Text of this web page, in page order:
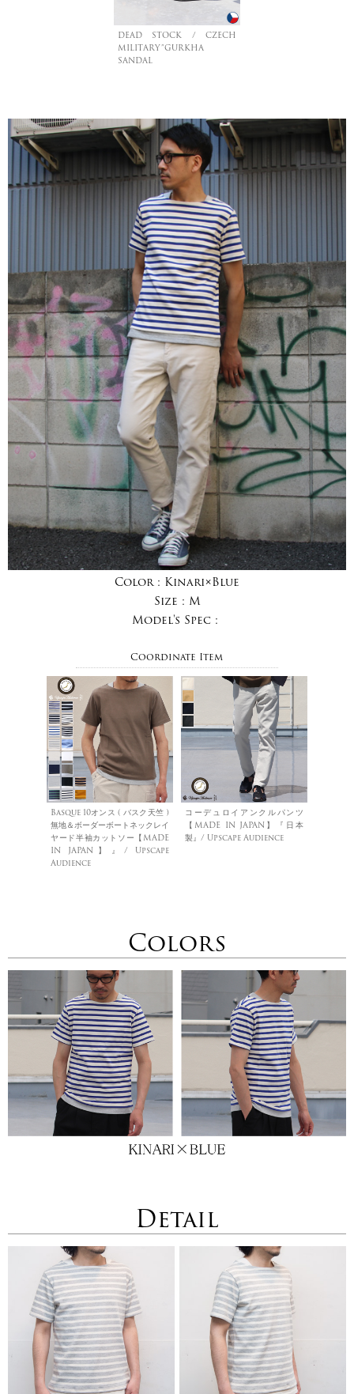
DEAD STOCK / CZECH
MILITARY”GURKHA
SANDAL
Color : Kinari×Blue
Size : M
Model's Spec :
Coordinate Item
Basque 10オンス ( バスク天竺 )
無地＆ボーダーボートネックレイ
ヤード半袖カットソー【MADE
IN JAPAN】』/ Upscape
Audience
コーデュロイアンクルパンツ
【MADE IN JAPAN】『日本
製』/ Upscape Audience
Colors
Detail